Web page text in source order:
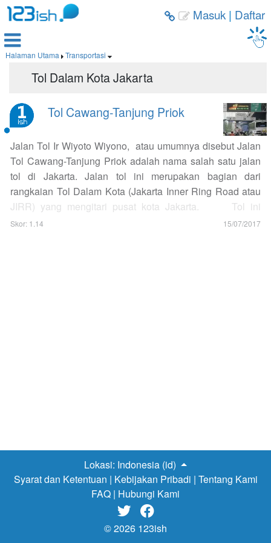
  Masuk| Daftar

Halaman Utama  Transportasi 
Tol Dalam Kota Jakarta
Tol Cawang-Tanjung Priok
Jalan Tol Ir Wiyoto Wiyono, atau umumnya disebut Jalan
Tol Cawang-Tanjung Priok adalah nama salah satu jalan
tol di Jakarta. Jalan tol ini merupakan bagian dari
rangkaian Tol Dalam Kota (Jakarta Inner Ring Road atau
JIRR) yang mengitari pusat kota Jakarta. Tol ini
seluruhnya berupa jalan layang. Ini karena di bawah jalan
Skor: 1.14 15/07/2017
Lokasi: Indonesia (id)
Syarat dan Ketentuan | Kebijakan Pribadi | Tentang Kami
FAQ | Hubungi Kami
 
© 2026 123ish